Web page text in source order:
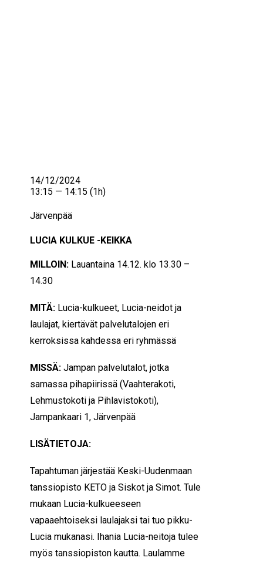
LUCIA KULKUE -KEIKKA
MILLOIN: Lauantaina 14.12. klo 13.30 –
14.30
MITÄ: Lucia-kulkueet, Lucia-neidot ja
laulajat, kiertävät palvelutalojen eri
kerroksissa kahdessa eri ryhmässä
MISSÄ: Jampan palvelutalot, jotka
samassa pihapiirissä (Vaahterakoti,
Lehmustokoti ja Pihlavistokoti),
Jampankaari 1, Järvenpää
LISÄTIETOJA:
Tapahtuman järjestää Keski-Uudenmaan
tanssiopisto KETO ja Siskot ja Simot. Tule
mukaan Lucia-kulkueeseen
vapaaehtoiseksi laulajaksi tai tuo pikku-
Lucia mukanasi. Ihania Lucia-neitoja tulee
myös tanssiopiston kautta. Laulamme
14/12/2024
13:15 — 14:15 (1h)
Järvenpää